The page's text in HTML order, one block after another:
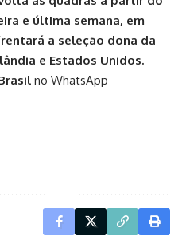
e última semana, em
a seleção dona da
e Estados Unidos.
no WhatsApp